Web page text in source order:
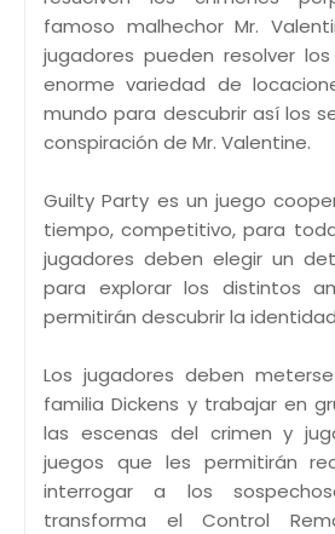
famoso malhechor Mr.
jugadores pueden resolver
enorme variedad de
mundo para descubrir así los
conspiración de Mr. Valentine.
Guilty Party es un juego
tiempo, competitivo, para
jugadores deben elegir un
para explorar los distintos
permitirán descubrir la
Los jugadores deben
familia Dickens y trabajar en
las escenas del crimen y
juegos que les permitirán
interrogar a los
transforma el Control